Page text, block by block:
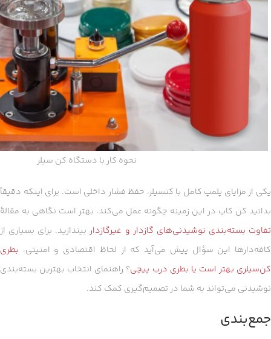
نحوه کار با دستگاه کن سیلر
یکی از مزایای پلمپ کامل با کنسیلر، حفظ فشار داخلی است. برای اینکه دقیقاً
بدانید کن کاپ در این زمینه چگونه عمل می‌کند، بهتر است نگاهی به مقالهٔ
تفاوت بسته‌بندی نوشیدنی‌های گازدار و غیرگازدار بیندازید. برای بسیاری از
کافه‌دارها این سؤال پیش می‌آید که از لحاظ اقتصادی و امنیتی، بطری
کن‌سیلری بهتر است یا بطری درب پیچی؟ راهنمای انتخاب بهترین بسته‌بندی
نوشیدنی می‌تواند به شما در تصمیم‌گیری کمک کند.
جمع‌بندی